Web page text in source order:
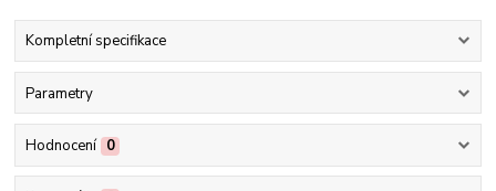
Kompletní specifikace
Parametry
Hodnocení 0